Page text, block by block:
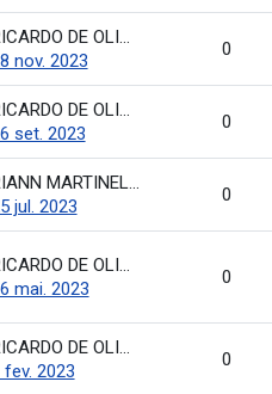
RICARDO DE OLIVEIRA BRASIL COSTA
nov. 2023
0
RICARDO DE OLIVEIRA BRASIL COSTA
set. 2023
0
RIANN MARTINELLI BATISTA
jul. 2023
0
RICARDO DE OLIVEIRA BRASIL COSTA
mai. 2023
0
RICARDO DE OLIVEIRA BRASIL COSTA
fev. 2023
0